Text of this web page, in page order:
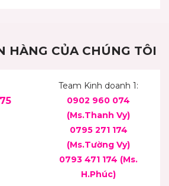
HÀNG CỦA CHÚNG TÔI
Team Kinh doanh 1:
0902 960 074
(Ms.Thanh Vy)
0795 271 174
(Ms.Tường Vy)
0793 471 174 (Ms.
H.Phúc)